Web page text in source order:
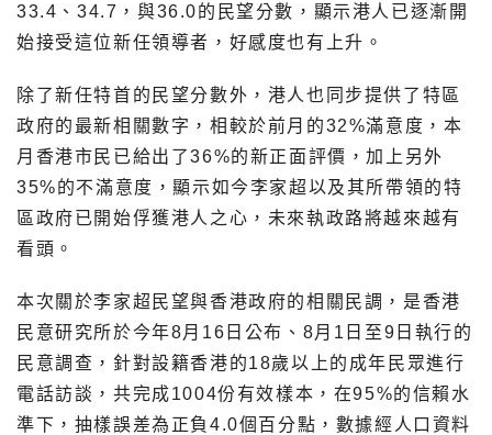
33.4、34.7，與36.0的民望分數，顯示港人已逐漸開
始接受這位新任領導者，好感度也有上升。
除了新任特首的民望分數外，港人也同步提供了特區
政府的最新相關數字，相較於前月的32%滿意度，本
月香港市民已給出了36%的新正面評價，加上另外
35%的不滿意度，顯示如今李家超以及其所帶領的特
區政府已開始俘獲港人之心，未來執政路將越來越有
看頭。
本次關於李家超民望與香港政府的相關民調，是香港
民意研究所於今年8月16日公布、8月1日至9日執行的
民意調查，針對設籍香港的18歲以上的成年民眾進行
電話訪談，共完成1004份有效樣本，在95%的信賴水
準下，抽樣誤差為正負4.0個百分點，數據經人口資料